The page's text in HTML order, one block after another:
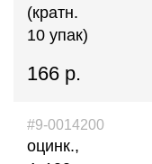
(кратн.
10 упак)
166 р.
#9-0014200
оцинк.,